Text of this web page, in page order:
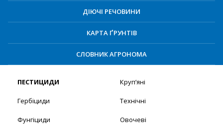
ДІЮЧІ РЕЧОВИНИ
КАРТА ҐРУНТІВ
СЛОВНИК АГРОНОМА
ПЕСТИЦИДИ
Гербіциди
Фунгіциди
Круп’яні
Технічні
Овочеві